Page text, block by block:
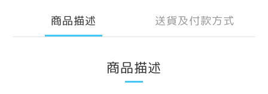
商品描述 送貨及付款方式
商品描述